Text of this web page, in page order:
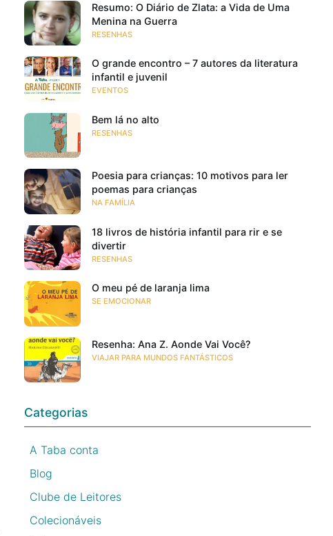
Resumo: O Diário de Zlata: a Vida de Uma
Menina na Guerra
RESENHAS
O grande encontro – 7 autores da literatura
infantil e juvenil
EVENTOS
Bem lá no alto
RESENHAS
Poesia para crianças: 10 motivos para ler
poemas para crianças
NA FAMÍLIA
18 livros de história infantil para rir e se
divertir
RESENHAS
O meu pé de laranja lima
SE EMOCIONAR
Resenha: Ana Z. Aonde Vai Você?
VIAJAR PARA MUNDOS FANTÁSTICOS
Categorias
A Taba conta
Blog
Clube de Leitores
Colecionáveis